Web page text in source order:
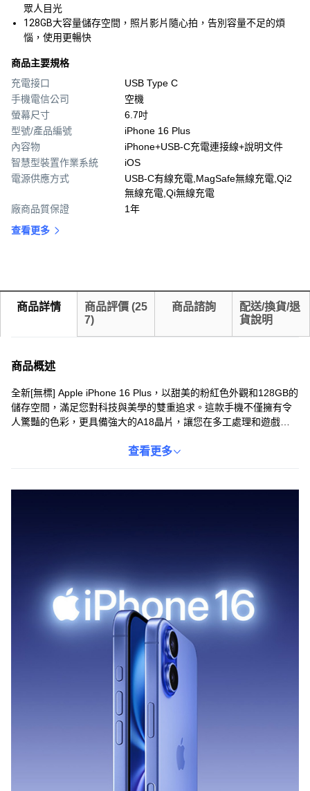
眾人目光
128GB大容量儲存空間，照片影片隨心拍，告別容量不足的煩
惱，使用更暢快
商品主要規格
充電接口
USB Type C
手機電信公司
空機
螢幕尺寸
6.7吋
型號/產品編號
iPhone 16 Plus
內容物
iPhone+USB‑C充電連接線+說明文件
智慧型裝置作業系統
iOS
電源供應方式
USB-C有線充電,MagSafe無線充電,Qi2
無線充電,Qi無線充電
廠商品質保證
1年
查看更多
商品詳情 商品評價 (25
7)
商品諮詢
配送/換貨/退
貨說明
商品概述
全新[無標] Apple iPhone 16 Plus，以甜美的粉紅色外觀和128GB的
儲存空間，滿足您對科技與美學的雙重追求。這款手機不僅擁有令
人驚豔的色彩，更具備強大的A18晶片，讓您在多工處理和遊戲體
捉生活中的每一個精彩瞬間，讓您的攝影作品更具專業感。iPhone
查看更多